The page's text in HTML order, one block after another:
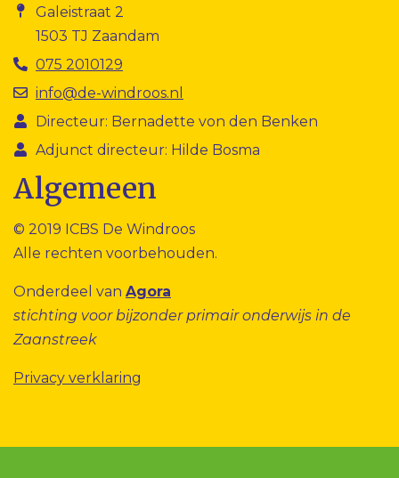
Galeistraat 2
1503 TJ Zaandam
075 2010129
info@de-windroos.nl
Directeur: Bernadette von den Benken
Adjunct directeur: Hilde Bosma
Algemeen
© 2019 ICBS De Windroos
Alle rechten voorbehouden.
Onderdeel van Agora
stichting voor bijzonder primair onderwijs in de
Zaanstreek
Privacy verklaring